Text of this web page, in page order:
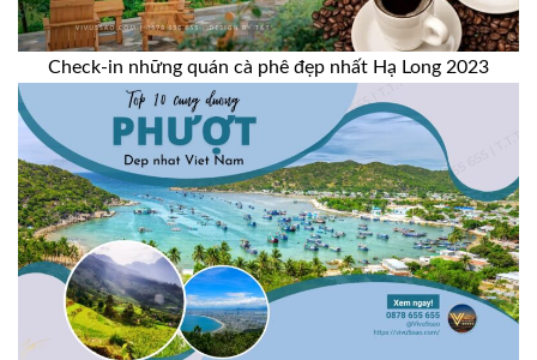
Check-in những quán cà phê đẹp nhất Hạ Long 2023